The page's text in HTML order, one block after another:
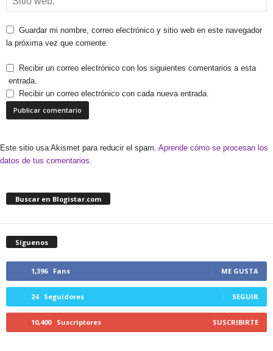
Guardar mi nombre, correo electrónico y sitio web en este navegador
la próxima vez que comente.
Recibir un correo electrónico con los siguientes comentarios a esta
entrada.
Recibir un correo electrónico con cada nueva entrada.
Este sitio usa Akismet para reducir el spam. Aprende cómo se procesan los
datos de tus comentarios.
Buscar en Blogistar.com
Síguenos
1,396 Fans ME GUSTA
24 Seguidores SEGUIR
10,400 Suscriptores SUSCRIBIRTE